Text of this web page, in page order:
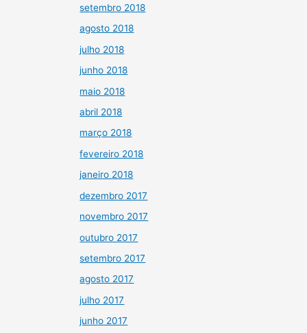
setembro 2018
agosto 2018
julho 2018
junho 2018
maio 2018
abril 2018
março 2018
fevereiro 2018
janeiro 2018
dezembro 2017
novembro 2017
outubro 2017
setembro 2017
agosto 2017
julho 2017
junho 2017